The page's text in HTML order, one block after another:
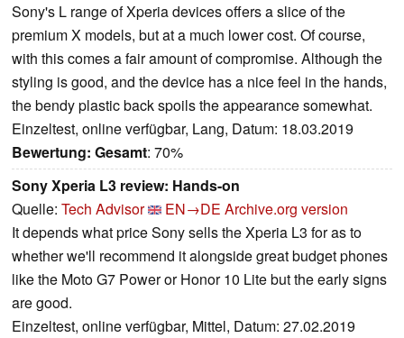
Sony's L range of Xperia devices offers a slice of the
premium X models, but at a much lower cost. Of course,
with this comes a fair amount of compromise. Although the
styling is good, and the device has a nice feel in the hands,
the bendy plastic back spoils the appearance somewhat.
Einzeltest, online verfügbar, Lang, Datum: 18.03.2019
Bewertung: Gesamt: 70%
Sony Xperia L3 review: Hands-on
Quelle: Tech Advisor EN→DE Archive.org version
It depends what price Sony sells the Xperia L3 for as to
whether we'll recommend it alongside great budget phones
like the Moto G7 Power or Honor 10 Lite but the early signs
are good.
Einzeltest, online verfügbar, Mittel, Datum: 27.02.2019